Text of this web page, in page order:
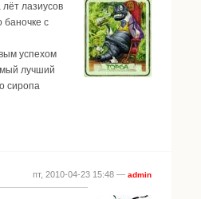
лазиусов
баночке с
успехом
лучший
сиропа
пт, 2010-04-23 15:48 — admin